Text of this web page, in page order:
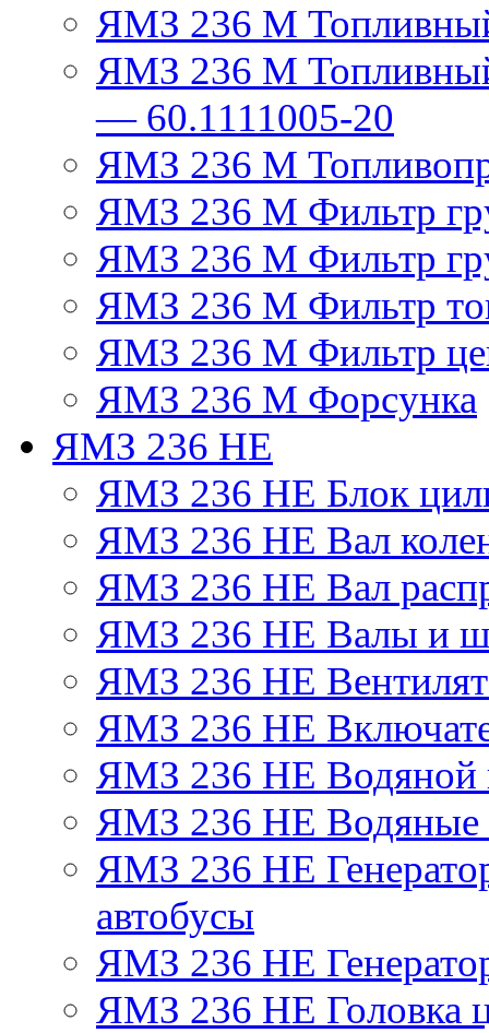
ЯМЗ 236 М
ЯМЗ 236 М
— 60.1111005-20
ЯМЗ 236 М
ЯМЗ 236 М Фильтр
ЯМЗ 236 М Фильтр
ЯМЗ 236 М Фильтр
ЯМЗ 236 М Фильтр
ЯМЗ 236 М Форсунка
ЯМЗ 236 НЕ
ЯМЗ 236 НЕ Блок
ЯМЗ 236 НЕ Вал
ЯМЗ 236 НЕ Вал
ЯМЗ 236 НЕ Валы и
ЯМЗ 236 НЕ
ЯМЗ 236 НЕ
ЯМЗ 236 НЕ Водяной
ЯМЗ 236 НЕ Водяные
ЯМЗ 236 НЕ
автобусы
ЯМЗ 236 НЕ
ЯМЗ 236 НЕ Головка